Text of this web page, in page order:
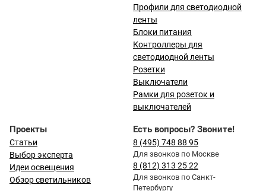
Профили для светодиодной
ленты
Блоки питания
Контроллеры для
светодиодной ленты
Розетки
Выключатели
Рамки для розеток и
выключателей
Проекты
Статьи
Выбор эксперта
Идеи освещения
Обзор светильников
Есть вопросы? Звоните!
8 (495) 748 88 95
Для звонков по Москве
8 (812) 313 25 22
Для звонков по Санкт-
Петербургу